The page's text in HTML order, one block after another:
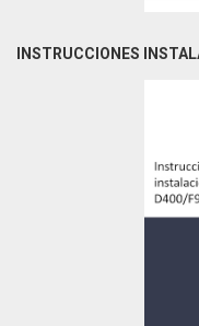
INSTRUCCIONES